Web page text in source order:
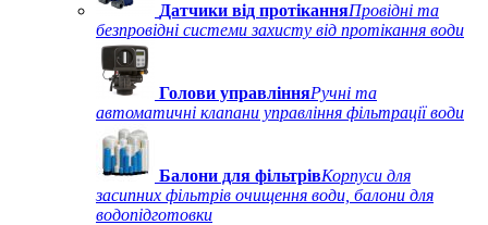
Датчики від протіканняПровідні та
безпровідні системи захисту від протікання води
Голови управлінняРучні та
автоматичні клапани управління фільтрації води
Балони для фільтрівКорпуси для
засипних фільтрів очищення води, балони для
водопідготовки